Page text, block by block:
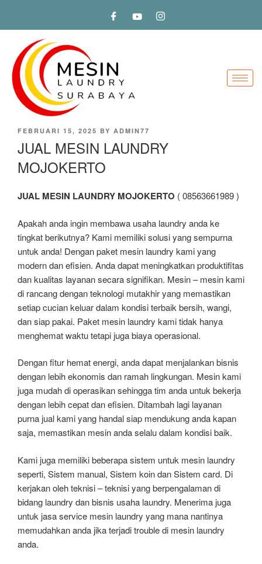
FEBRUARI 15, 2025 BY ADMIN77
JUAL MESIN LAUNDRY
MOJOKERTO
JUAL MESIN LAUNDRY MOJOKERTO ( 08563661989 )
Apakah anda ingin membawa usaha laundry anda ke
tingkat berikutnya? Kami memiliki solusi yang sempurna
untuk anda! Dengan paket mesin laundry kami yang
modern dan efisien. Anda dapat meningkatkan produktifitas
dan kualitas layanan secara signifikan. Mesin – mesin kami
di rancang dengan teknologi mutakhir yang memastikan
setiap cucian keluar dalam kondisi terbaik bersih, wangi,
dan siap pakai. Paket mesin laundry kami tidak hanya
menghemat waktu tetapi juga biaya operasional.
Dengan fitur hemat energi, anda dapat menjalankan bisnis
dengan lebih ekonomis dan ramah lingkungan. Mesin kami
juga mudah di operasikan sehingga tim anda untuk bekerja
dengan lebih cepat dan efisien. Ditambah lagi layanan
purna jual kami yang handal siap mendukung anda kapan
saja, memastikan mesin anda selalu dalam kondisi baik.
Kami juga memiliki beberapa sistem untuk mesin laundry
seperti, Sistem manual, Sistem koin dan Sistem card. Di
kerjakan oleh teknisi – teknisi yang berpengalaman di
bidang laundry dan bisnis usaha laundry. Menerima juga
untuk jasa service mesin laundry yang mana nantinya
memudahkan anda jika terjadi trouble di mesin laundry
anda.